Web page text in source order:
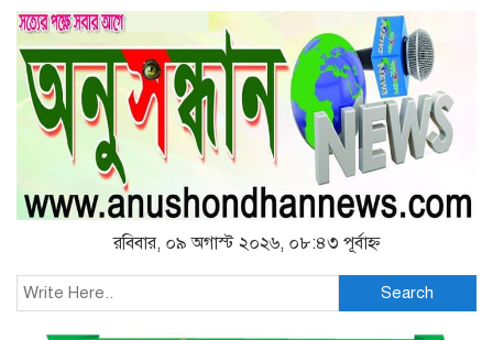
রবিবার, ০৯ অগাস্ট ২০২৬, ০৮:৪৩ পূর্বাহ্ন
Search